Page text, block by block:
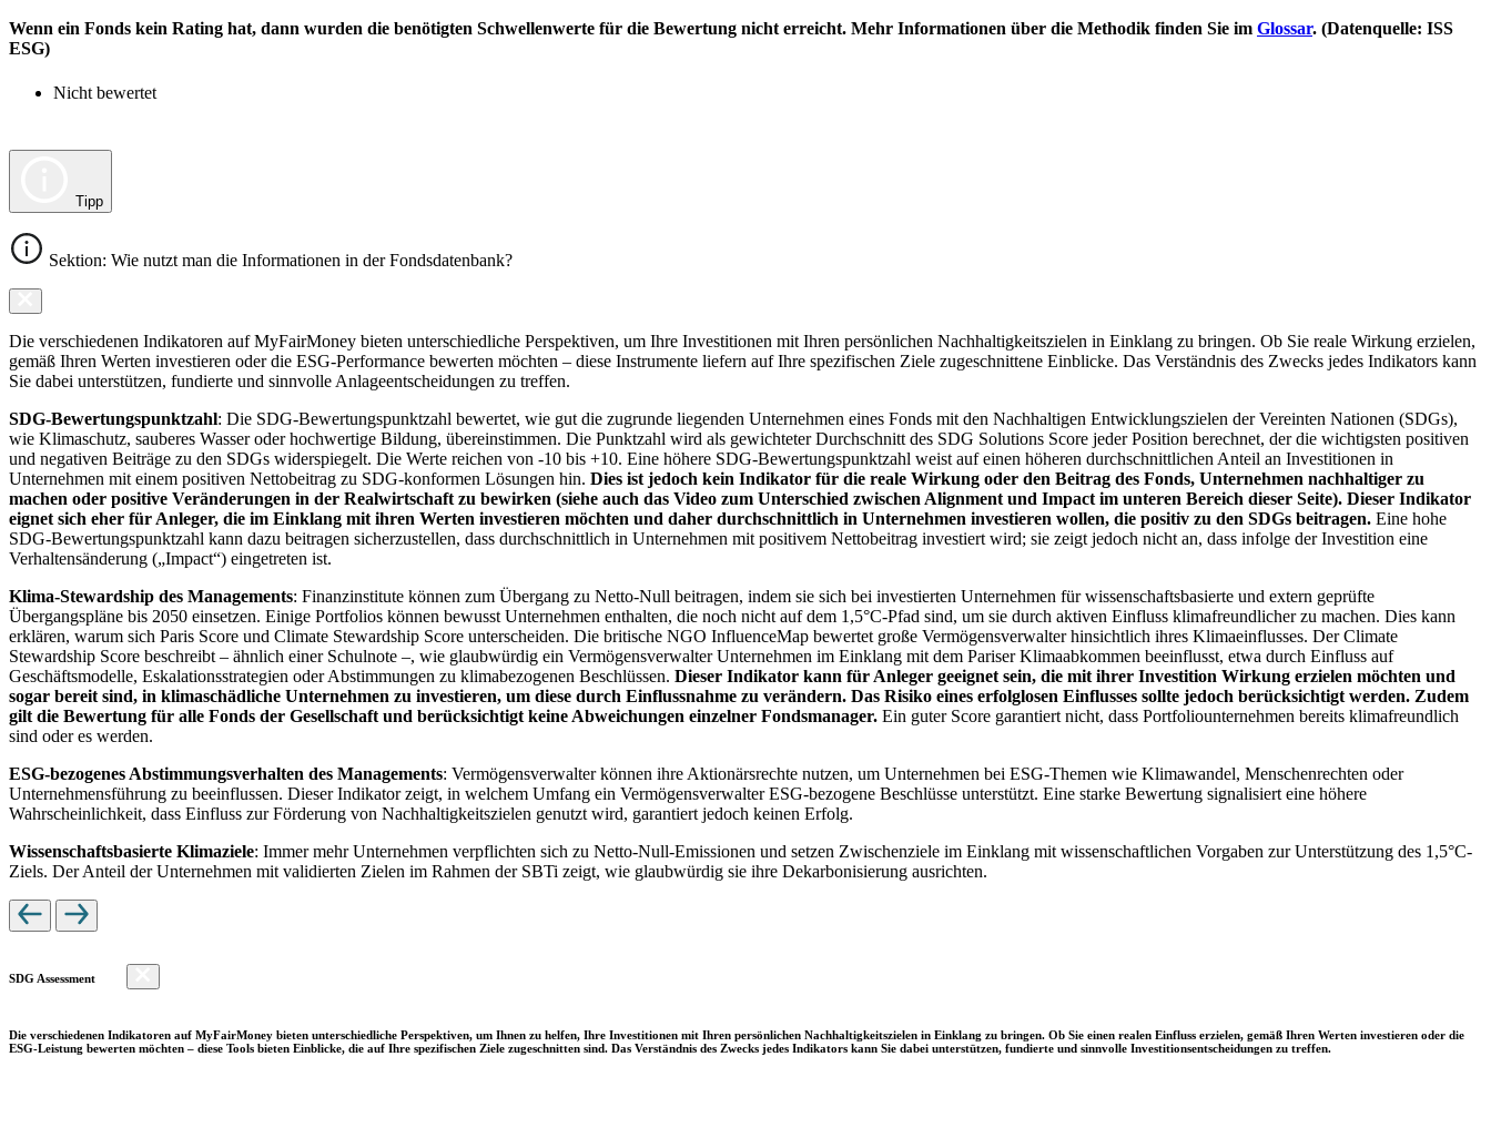
Wenn ein Fonds kein Rating hat, dann wurden die benötigten Schwellenwerte für die Bewertung nicht erreicht. Mehr Informationen über die Methodik finden Sie im Glossar. (Datenquelle: ISS
ESG)
Nicht bewertet
Tipp
Sektion: Wie nutzt man die Informationen in der Fondsdatenbank?
Die verschiedenen Indikatoren auf MyFairMoney bieten unterschiedliche Perspektiven, um Ihre Investitionen mit Ihren persönlichen Nachhaltigkeitszielen in Einklang zu bringen. Ob Sie reale Wirkung erzielen,
gemäß Ihren Werten investieren oder die ESG-Performance bewerten möchten – diese Instrumente liefern auf Ihre spezifischen Ziele zugeschnittene Einblicke. Das Verständnis des Zwecks jedes Indikators kann
Sie dabei unterstützen, fundierte und sinnvolle Anlageentscheidungen zu treffen.
SDG-Bewertungspunktzahl: Die SDG-Bewertungspunktzahl bewertet, wie gut die zugrunde liegenden Unternehmen eines Fonds mit den Nachhaltigen Entwicklungszielen der Vereinten Nationen (SDGs),
wie Klimaschutz, sauberes Wasser oder hochwertige Bildung, übereinstimmen. Die Punktzahl wird als gewichteter Durchschnitt des SDG Solutions Score jeder Position berechnet, der die wichtigsten positiven
und negativen Beiträge zu den SDGs widerspiegelt. Die Werte reichen von -10 bis +10. Eine höhere SDG-Bewertungspunktzahl weist auf einen höheren durchschnittlichen Anteil an Investitionen in
Unternehmen mit einem positiven Nettobeitrag zu SDG-konformen Lösungen hin. Dies ist jedoch kein Indikator für die reale Wirkung oder den Beitrag des Fonds, Unternehmen nachhaltiger zu
machen oder positive Veränderungen in der Realwirtschaft zu bewirken (siehe auch das Video zum Unterschied zwischen Alignment und Impact im unteren Bereich dieser Seite). Dieser Indikator
eignet sich eher für Anleger, die im Einklang mit ihren Werten investieren möchten und daher durchschnittlich in Unternehmen investieren wollen, die positiv zu den SDGs beitragen. Eine hohe
SDG-Bewertungspunktzahl kann dazu beitragen sicherzustellen, dass durchschnittlich in Unternehmen mit positivem Nettobeitrag investiert wird; sie zeigt jedoch nicht an, dass infolge der Investition eine
Verhaltensänderung („Impact“) eingetreten ist.
Klima-Stewardship des Managements: Finanzinstitute können zum Übergang zu Netto-Null beitragen, indem sie sich bei investierten Unternehmen für wissenschaftsbasierte und extern geprüfte
Übergangspläne bis 2050 einsetzen. Einige Portfolios können bewusst Unternehmen enthalten, die noch nicht auf dem 1,5°C-Pfad sind, um sie durch aktiven Einfluss klimafreundlicher zu machen. Dies kann
erklären, warum sich Paris Score und Climate Stewardship Score unterscheiden. Die britische NGO InfluenceMap bewertet große Vermögensverwalter hinsichtlich ihres Klimaeinflusses. Der Climate
Stewardship Score beschreibt – ähnlich einer Schulnote –, wie glaubwürdig ein Vermögensverwalter Unternehmen im Einklang mit dem Pariser Klimaabkommen beeinflusst, etwa durch Einfluss auf
Geschäftsmodelle, Eskalationsstrategien oder Abstimmungen zu klimabezogenen Beschlüssen. Dieser Indikator kann für Anleger geeignet sein, die mit ihrer Investition Wirkung erzielen möchten und
sogar bereit sind, in klimaschädliche Unternehmen zu investieren, um diese durch Einflussnahme zu verändern. Das Risiko eines erfolglosen Einflusses sollte jedoch berücksichtigt werden. Zudem
gilt die Bewertung für alle Fonds der Gesellschaft und berücksichtigt keine Abweichungen einzelner Fondsmanager. Ein guter Score garantiert nicht, dass Portfoliounternehmen bereits klimafreundlich
sind oder es werden.
ESG-bezogenes Abstimmungsverhalten des Managements: Vermögensverwalter können ihre Aktionärsrechte nutzen, um Unternehmen bei ESG-Themen wie Klimawandel, Menschenrechten oder
Unternehmensführung zu beeinflussen. Dieser Indikator zeigt, in welchem Umfang ein Vermögensverwalter ESG-bezogene Beschlüsse unterstützt. Eine starke Bewertung signalisiert eine höhere
Wahrscheinlichkeit, dass Einfluss zur Förderung von Nachhaltigkeitszielen genutzt wird, garantiert jedoch keinen Erfolg.
Wissenschaftsbasierte Klimaziele: Immer mehr Unternehmen verpflichten sich zu Netto-Null-Emissionen und setzen Zwischenziele im Einklang mit wissenschaftlichen Vorgaben zur Unterstützung des 1,5°C-
Ziels. Der Anteil der Unternehmen mit validierten Zielen im Rahmen der SBTi zeigt, wie glaubwürdig sie ihre Dekarbonisierung ausrichten.
SDG Assessment
Die verschiedenen Indikatoren auf MyFairMoney bieten unterschiedliche Perspektiven, um Ihnen zu helfen, Ihre Investitionen mit Ihren persönlichen Nachhaltigkeitszielen in Einklang zu bringen. Ob Sie einen realen Einfluss erzielen, gemäß Ihren Werten investieren oder die
ESG-Leistung bewerten möchten – diese Tools bieten Einblicke, die auf Ihre spezifischen Ziele zugeschnitten sind. Das Verständnis des Zwecks jedes Indikators kann Sie dabei unterstützen, fundierte und sinnvolle Investitionsentscheidungen zu treffen.